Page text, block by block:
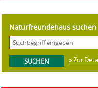
Naturfreundehaus suchen
» Zur